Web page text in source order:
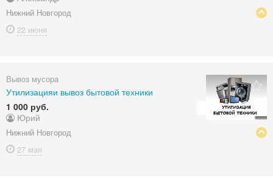
Нижний Новгород
22 июня
Вывоз мусора
Утилизацияи вывоз бытовой техники
1 000 руб.
Юрий
Нижний Новгород
27 мая